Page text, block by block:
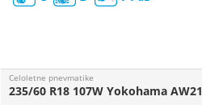
Celoletne pnevmatike
235/60 R18 107W Yokohama AW21